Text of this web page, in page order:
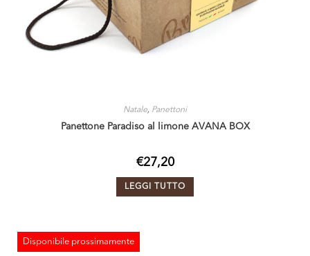
Natale, Panettoni
Panettone Paradiso al limone AVANA BOX
€27,20
LEGGI TUTTO
Disponibile prossimamente
ESAURITO